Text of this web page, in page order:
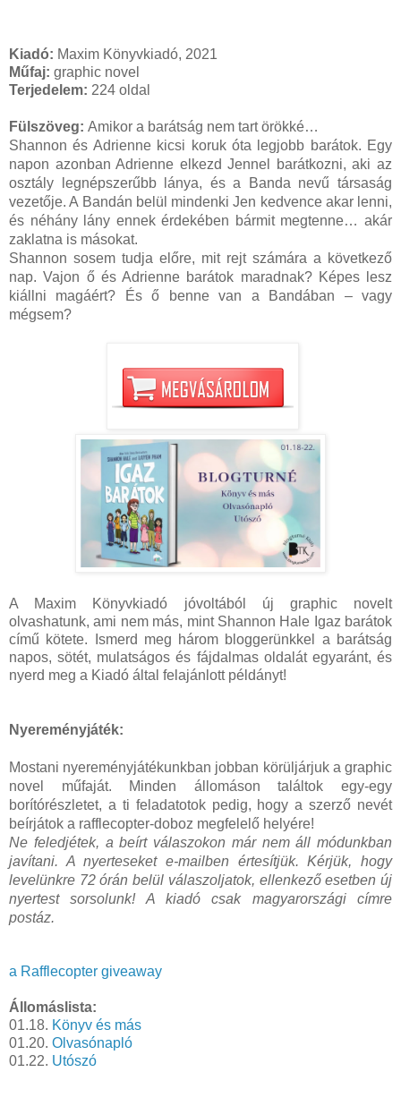
Kiadó: Maxim Könyvkiadó, 2021
Műfaj: graphic novel
Terjedelem: 224 oldal
Fülszöveg: Amikor a barátság nem tart örökké…
Shannon és Adrienne kicsi koruk óta legjobb barátok. Egy
napon azonban Adrienne elkezd Jennel barátkozni, aki az
osztály legnépszerűbb lánya, és a Banda nevű társaság
vezetője. A Bandán belül mindenki Jen kedvence akar lenni,
és néhány lány ennek érdekében bármit megtenne… akár
zaklatna is másokat.
Shannon sosem tudja előre, mit rejt számára a következő
nap. Vajon ő és Adrienne barátok maradnak? Képes lesz
kiállni magáért? És ő benne van a Bandában – vagy
mégsem?
A Maxim Könyvkiadó jóvoltából új graphic novelt
olvashatunk, ami nem más, mint Shannon Hale Igaz barátok
című kötete. Ismerd meg három bloggerünkkel a barátság
napos, sötét, mulatságos és fájdalmas oldalát egyaránt, és
nyerd meg a Kiadó által felajánlott példányt!
Nyereményjáték:
Mostani nyereményjátékunkban jobban körüljárjuk a graphic
novel műfaját. Minden állomáson találtok egy-egy
borítórészletet, a ti feladatotok pedig, hogy a szerző nevét
beírjátok a rafflecopter-doboz megfelelő helyére!
Ne feledjétek, a beírt válaszokon már nem áll módunkban
javítani. A nyerteseket e-mailben értesítjük. Kérjük, hogy
levelünkre 72 órán belül válaszoljatok, ellenkező esetben új
nyertest sorsolunk! A kiadó csak magyarországi címre
postáz.
a Rafflecopter giveaway
Állomáslista:
01.18. Könyv és más
01.20. Olvasónapló
01.22. Utószó